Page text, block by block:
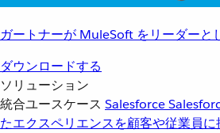
ガートナーが MuleSoft をリーダーと
ダウンロードする
ソリューション
統合ユースケース Salesforce
たエクスペリエンスを顧客や従業員に